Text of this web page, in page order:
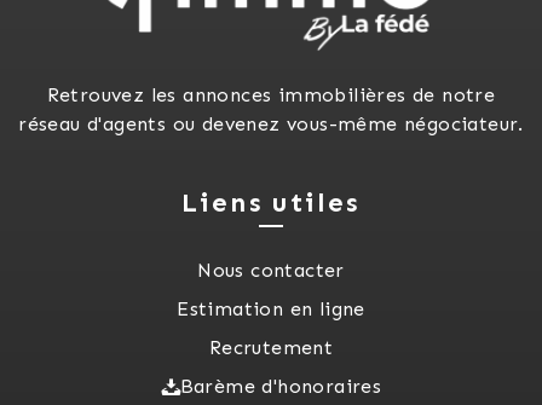
Retrouvez les annonces immobilières de notre
réseau d'agents ou devenez vous-même négociateur.
Liens utiles
Nous contacter
Estimation en ligne
Recrutement
Barème d'honoraires